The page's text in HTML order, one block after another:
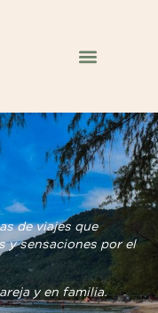
de viajes que
y sensaciones por el
y en familia.